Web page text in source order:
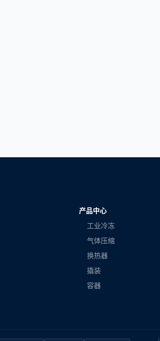
产品中心
工业冷冻
气体压缩
换热器
撬装
容器